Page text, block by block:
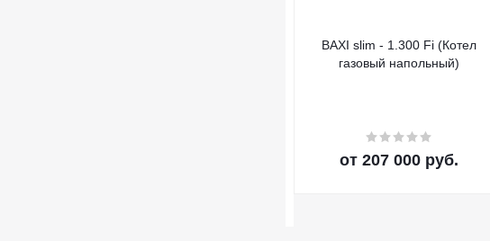
BAXI slim - 1.300 Fi (Котел
газовый напольный)
от207 000 руб.